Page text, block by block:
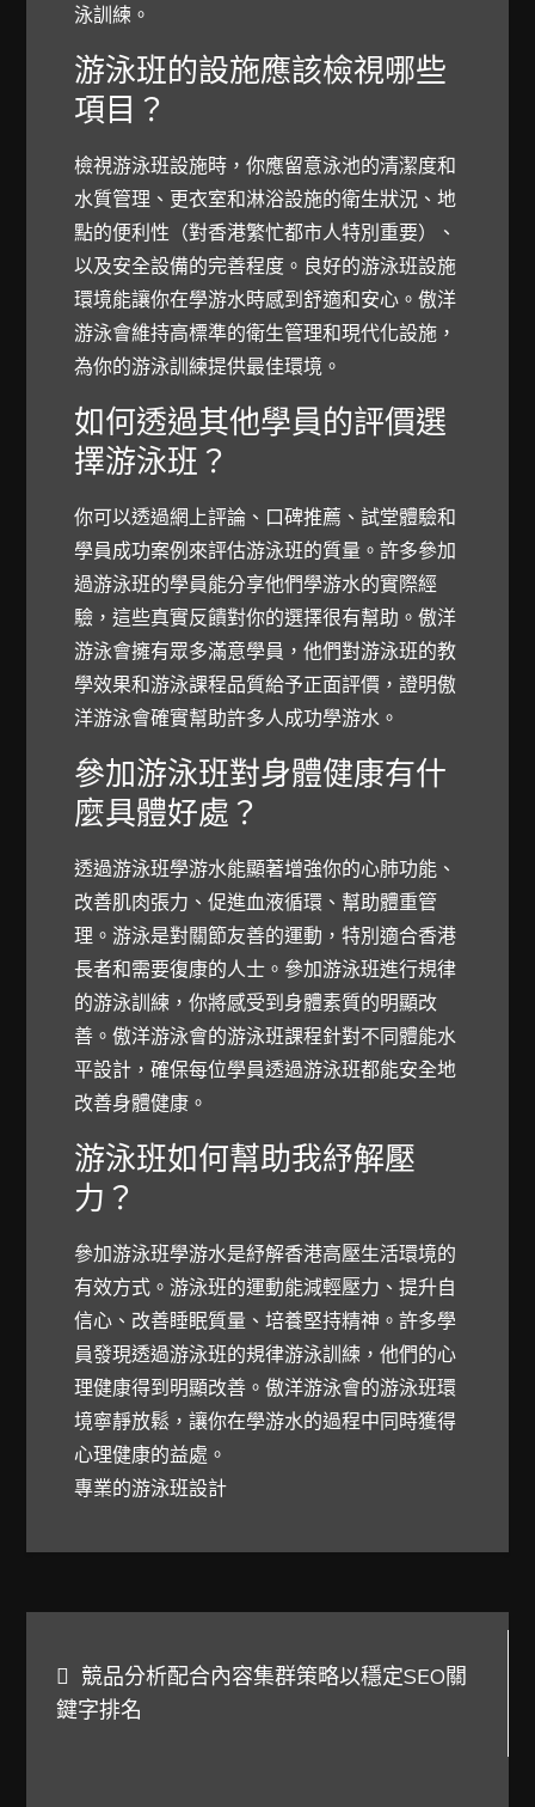
泳訓練。
游泳班的設施應該檢視哪些
項目？
檢視游泳班設施時，你應留意泳池的清潔度和
水質管理、更衣室和淋浴設施的衛生狀況、地
點的便利性（對香港繁忙都市人特別重要）、
以及安全設備的完善程度。良好的游泳班設施
環境能讓你在學游水時感到舒適和安心。傲洋
游泳會維持高標準的衛生管理和現代化設施，
為你的游泳訓練提供最佳環境。
如何透過其他學員的評價選
擇游泳班？
你可以透過網上評論、口碑推薦、試堂體驗和
學員成功案例來評估游泳班的質量。許多參加
過游泳班的學員能分享他們學游水的實際經
驗，這些真實反饋對你的選擇很有幫助。傲洋
游泳會擁有眾多滿意學員，他們對游泳班的教
學效果和游泳課程品質給予正面評價，證明傲
洋游泳會確實幫助許多人成功學游水。
參加游泳班對身體健康有什
麼具體好處？
透過游泳班學游水能顯著增強你的心肺功能、
改善肌肉張力、促進血液循環、幫助體重管
理。游泳是對關節友善的運動，特別適合香港
長者和需要復康的人士。參加游泳班進行規律
的游泳訓練，你將感受到身體素質的明顯改
善。傲洋游泳會的游泳班課程針對不同體能水
平設計，確保每位學員透過游泳班都能安全地
改善身體健康。
游泳班如何幫助我紓解壓
力？
參加游泳班學游水是紓解香港高壓生活環境的
有效方式。游泳班的運動能減輕壓力、提升自
信心、改善睡眠質量、培養堅持精神。許多學
員發現透過游泳班的規律游泳訓練，他們的心
理健康得到明顯改善。傲洋游泳會的游泳班環
境寧靜放鬆，讓你在學游水的過程中同時獲得
心理健康的益處。
專業的游泳班設計
章
競品分析配合內容集群策略以穩定SEO關
鍵字排名